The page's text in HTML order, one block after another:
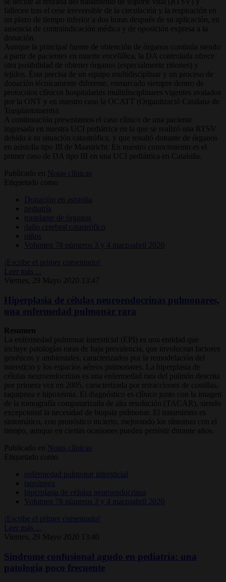
fallecen tras el cese irreversible de la circulación y la respiración en
un plazo de tiempo inferior a dos horas después de su aplicación, en
ausencia de contraindicación médica y de oposición expresa a la
donación.
Aunque la principal fuente de obtención de órganos continúa siendo
a partir de pacientes en muerte encefálica, la DA controlada ofrece
otra posibilidad de obtener órganos (especialmente riñones) y
tejidos. Ésta precisa de un equipo multidisciplinar y un proceso de
donación técnicamente diferente, enmarcado siempre dentro de
protocolos clínicos hospitalarios multidisciplinares vigentes avalados
por la ONT y en nuestro caso la OCATT (Organització Catalana de
Trasplantaments).
A continuación presentamos el caso clínico de una paciente
ingresada en nuestra UCI pediátrica en la que se realizó una RTSV
debido a su situación catastrófica, y que resultó donante de órganos
en asistolia tipo III de Maastricht. En nuestro conocimiento es el
primer caso de DA tipo III en una UCI pediátrica en Cataluña.
Publicado en
Notas clínicas
Etiquetado como
Donación en asistolia
pediatría
trasplante de órganos
daño cerebral catastrófico
niños
Volumen 78 números 3 y 4 marzoabril 2020
¡Escribe el primer comentario!
Leer más ...
Viernes, 29 Mayo 2020 13:47
Hiperplasia de células neuroendocrinas pulmonares,
una enfermedad pulmonar rara
Resumen
La enfermedad pulmonar intersticial (EPI) es una entidad que
incluye patologías raras de baja prevalencia, que involucran factores
genéticos y ambientales, caracterizados por la remodelación del
intersticio y los espacios aéreos pulmonares. La hiperplasia de
células neuroendocrinas es una enfermedad rara del pulmón descrita
por primera vez en 2005, caracterizada por retracciones de costillas,
taquipnea e hipoxemia. El diagnóstico es clínico junto con la imagen
de la tomografía computarizada de alta resolución (TACAR), siendo
excepcional la necesidad de biopsia pulmonar. El tratamiento es
sintomático, con pronóstico incierto, mejorando los síntomas con el
tiempo, aunque en ciertas ocasiones pueden persistir durante años.
Publicado en Notas clínicas
Etiquetado como
enfermedad pulmonar intersticial
taquipnea
hiperplasia de células neuroendocrinas
Volumen 78 números 3 y 4 marzoabril 2020
¡Escribe el primer comentario!
Leer más ...
Viernes, 29 Mayo 2020 13:40
Síndrome confusional agudo en pediatría: una
patología poco frecuente